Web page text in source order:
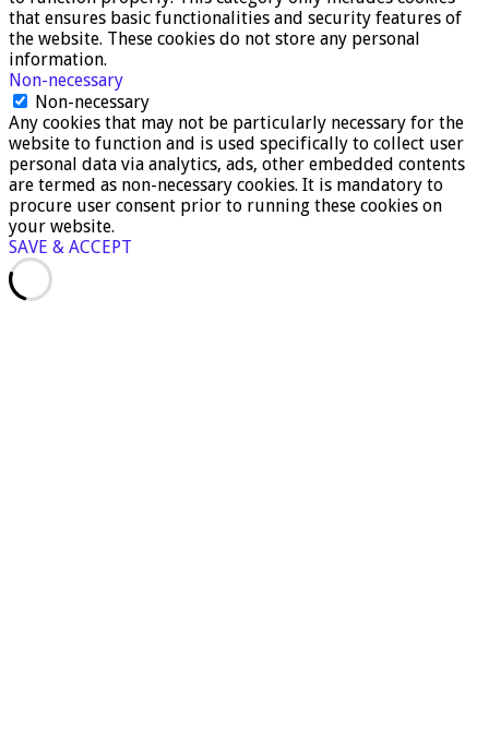
that ensures basic functionalities and security features of
the website. These cookies do not store any personal
information.
Non-necessary
Non-necessary
Any cookies that may not be particularly necessary for the
website to function and is used specifically to collect user
personal data via analytics, ads, other embedded contents
are termed as non-necessary cookies. It is mandatory to
procure user consent prior to running these cookies on
your website.
SAVE & ACCEPT